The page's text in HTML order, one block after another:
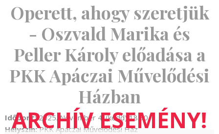
Operett, ahogy szeretjük
- Oszvald Marika és
Peller Károly előadása a
PKK Apáczai Művelődési
Házban
Időpont:2025. November 4. (kedd) 18:30
Helyszín:PKK Apáczai Művelődési Ház